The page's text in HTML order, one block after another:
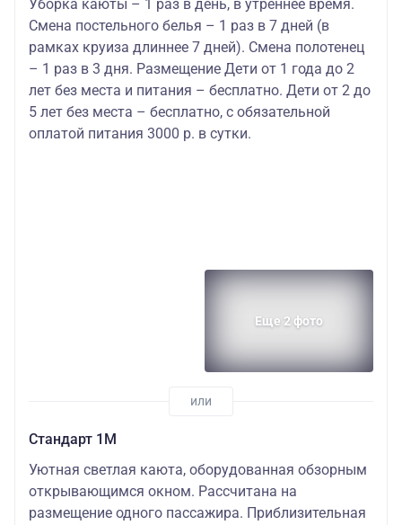
Уборка каюты – 1 раз в день, в утреннее время.
Смена постельного белья – 1 раз в 7 дней (в
рамках круиза длиннее 7 дней). Смена полотенец
– 1 раз в 3 дня. Размещение Дети от 1 года до 2
лет без места и питания – бесплатно. Дети от 2 до
5 лет без места – бесплатно, с обязательной
оплатой питания 3000 р. в сутки.
Еще 2 фото
Стандарт 1M
Уютная светлая каюта, оборудованная обзорным
открывающимся окном. Рассчитана на
размещение одного пассажира. Приблизительная